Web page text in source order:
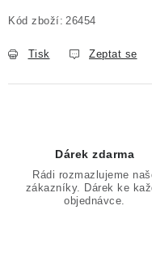
Kód zboží: 26454
Tisk Zeptat se
Dárek zdarma
Rádi rozmazlujeme
zákazníky. Dárek ke
objednávce.